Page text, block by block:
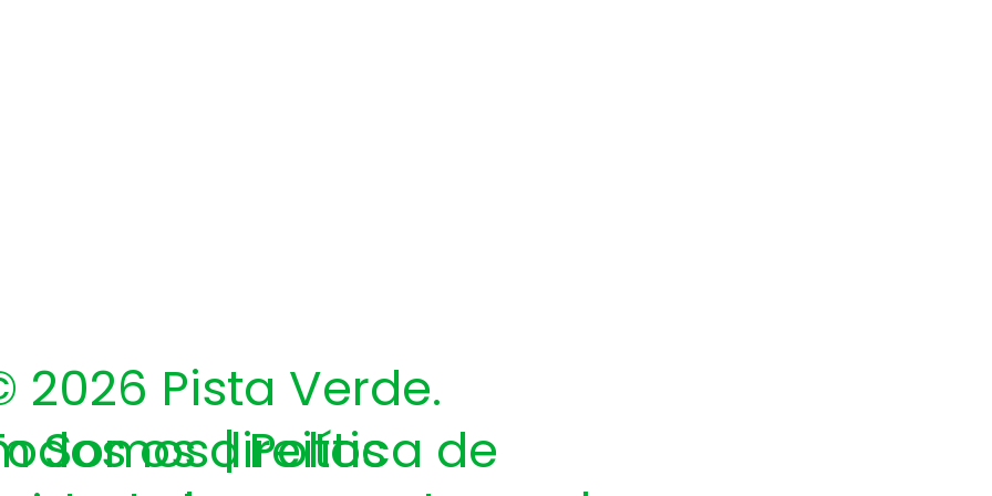
2026 Pista Verde.
os direitos
Somos | Política de